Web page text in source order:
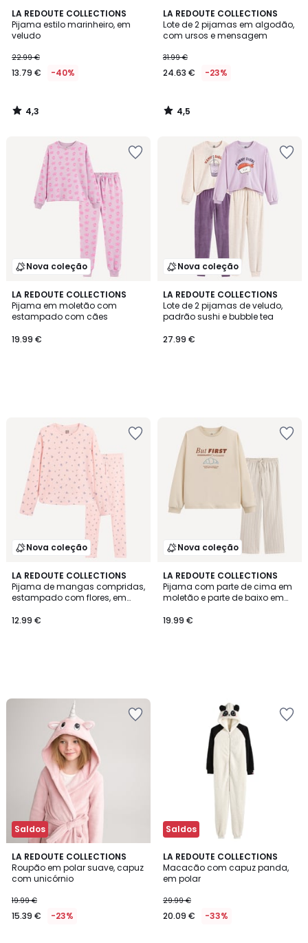
LA REDOUTE COLLECTIONS
Pijama estilo marinheiro, em
veludo
22.99 €
13.79 € -40%
4,3
/ 5
4,3
/
LA REDOUTE COLLECTIONS
Lote de 2 pijamas em algodão,
com ursos e mensagem
31.99 €
24.63 € -23%
4,5
/ 5
4,5
/
Nova coleção
LA REDOUTE COLLECTIONS
Pijama em moletão com
estampado com cães
19.99 €
Nova coleção
LA REDOUTE COLLECTIONS
Lote de 2 pijamas de veludo,
padrão sushi e bubble tea
27.99 €
Nova coleção
LA REDOUTE COLLECTIONS
Pijama de mangas compridas,
estampado com flores, em
12.99 €
Nova coleção
LA REDOUTE COLLECTIONS
Pijama com parte de cima em
moletão e parte de baixo em
e riscas
19.99 €
Saldos
LA REDOUTE COLLECTIONS
Roupão em polar suave, capuz
com unicórnio
19.99 €
15.39 € -23%
4,7
/ 5
Saldos
LA REDOUTE COLLECTIONS
Macacão com capuz panda,
em polar
29.99 €
20.09 € -33%
4,7
/ 5